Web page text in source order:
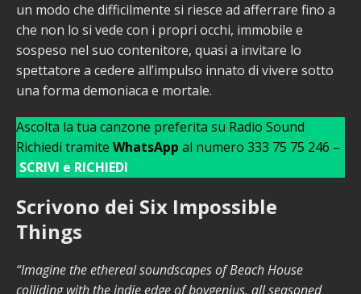
un modo che difficilmente si riesce ad afferrare fino a
che non lo si vede con i propri occhi, immobile e
sospeso nel suo contenitore, quasi a invitare lo
spettatore a cedere all’impulso innato di vivere sotto
una forma demoniaca e mortale.
Ascolta la tua canzone preferita su Radio Sound
Richiedi tramite WhatsApp al numero 333 75 75 246 –
SCRIVI e RICHIEDI
Scrivono dei Six Impossible
Things
“Imagine the ethereal soundscapes of Beach House
colliding with the indie edge of boygenius, all seasoned